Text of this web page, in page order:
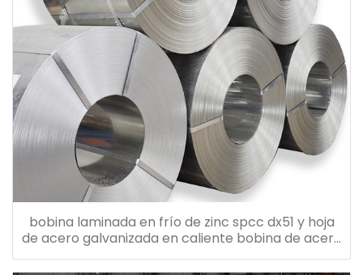
bobina laminada en frío de zinc spcc dx51 y hoja
de acero galvanizada en caliente bobina de acero
galvanizado